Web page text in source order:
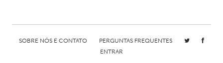
SOBRE NÓS E CONTATO
PERGUNTAS FREQUENTES
ENTRAR